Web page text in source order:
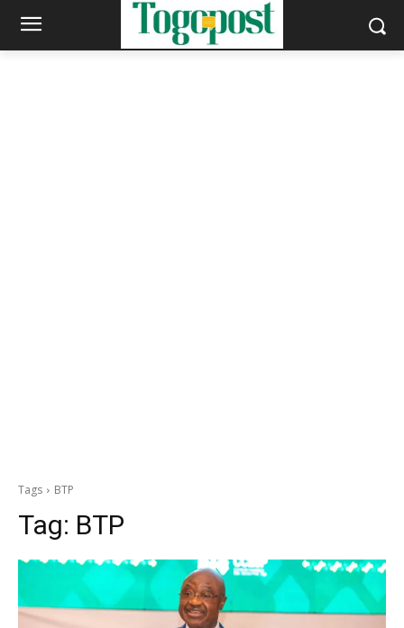
Tags BTP
Tag: BTP